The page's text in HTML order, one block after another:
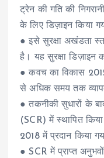
ट्रेन की गति की
के लिए डिज़ाइन किया
● इसे सुरक्षा अखंडता
है। यह सुरक्षा डिज़ाइन
● कवच का विकास
से अधिक समय तक
● तकनीकी सुधारों के
(SCR) में स्थापित
2018 में प्रदान किया
● SCR में प्राप्त